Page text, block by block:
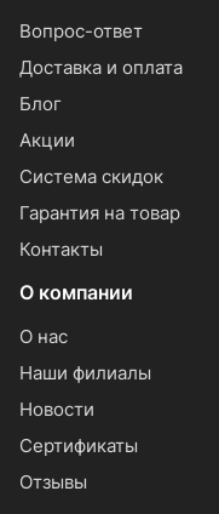
Вопрос-ответ
Доставка и оплата
Блог
Акции
Система скидок
Гарантия на товар
Контакты
О компании
О нас
Наши филиалы
Новости
Сертификаты
Отзывы